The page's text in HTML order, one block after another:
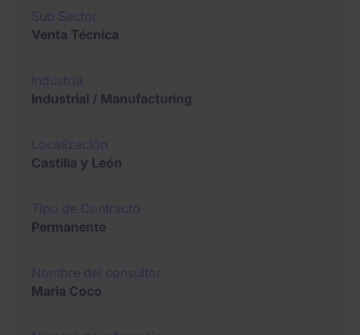
Venta Técnica
Industrial / Manufacturing
Castilla y León
Permanente
Maria Coco